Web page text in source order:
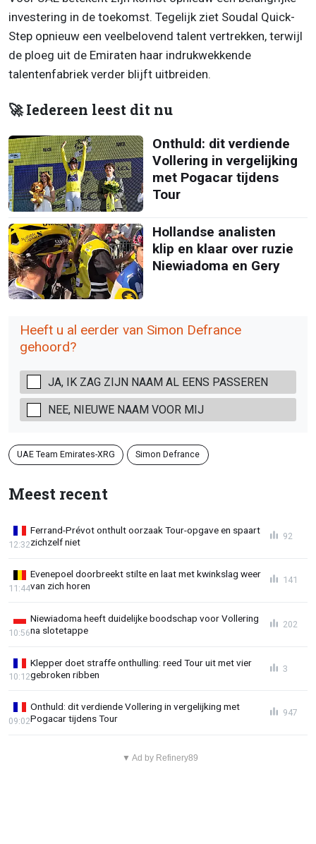
investering in de toekomst. Tegelijk ziet Soudal Quick-
Step opnieuw een veelbelovend talent vertrekken, terwijl
de ploeg uit de Emiraten haar indrukwekkende
talentenfabriek verder blijft uitbreiden.
🚀 Iedereen leest dit nu
Onthuld: dit verdiende
Vollering in vergelijking
met Pogacar tijdens
Tour
Hollandse analisten
klip en klaar over ruzie
Niewiadoma en Gery
Heeft u al eerder van Simon Defrance
gehoord?
JA, IK ZAG ZIJN NAAM AL EENS PASSEREN
NEE, NIEUWE NAAM VOOR MIJ
UAE Team Emirates-XRG Simon Defrance
Meest recent
Ferrand-Prévot onthult oorzaak Tour-opgave en spaart
zichzelf niet
12:32
92
Evenepoel doorbreekt stilte en laat met kwinkslag weer
van zich horen
11:44
141
Niewiadoma heeft duidelijke boodschap voor Vollering
na slotetappe
10:56
202
Klepper doet straffe onthulling: reed Tour uit met vier
gebroken ribben
10:12
3
Onthuld: dit verdiende Vollering in vergelijking met
Pogacar tijdens Tour
09:02
947
▼ Ad by Refinery89